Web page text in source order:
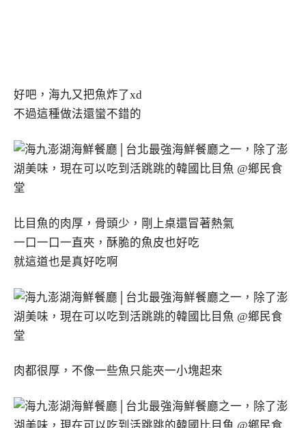
好吧，海九又把魚炸了xd
不過這種做法還蠻不錯的
比目魚的肉厚，骨頭少，剛上桌還冒著熱氣
一口一口一直夾，酥脆的魚皮也好吃
就這道也是真好吃啊
肉都很厚，不像一些魚只能夾一小塊起來